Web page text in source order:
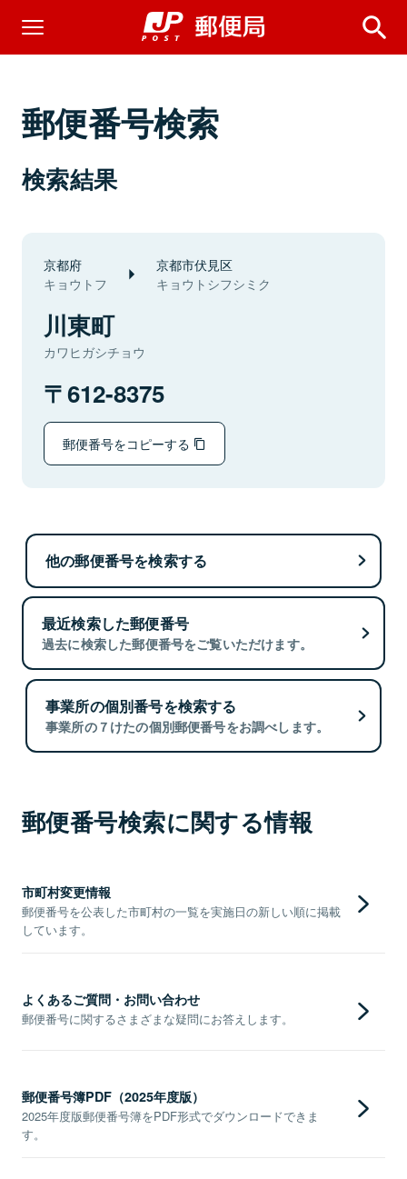
郵便番号検索
検索結果
京都府
キョウトフ
京都市伏見区
キョウトシフシミク
川東町
カワヒガシチョウ
612-8375
郵便番号をコピーする
他の郵便番号を検索する
最近検索した郵便番号
過去に検索した郵便番号をご覧いただけます。
事業所の個別番号を検索する
事業所の７けたの個別郵便番号をお調べします。
郵便番号検索に関する情報
市町村変更情報
郵便番号を公表した市町村の一覧を実施日の新しい順に掲載
しています。
よくあるご質問・お問い合わせ
郵便番号に関するさまざまな疑問にお答えします。
郵便番号簿PDF（2025年度版）
2025年度版郵便番号簿をPDF形式でダウンロードできま
す。